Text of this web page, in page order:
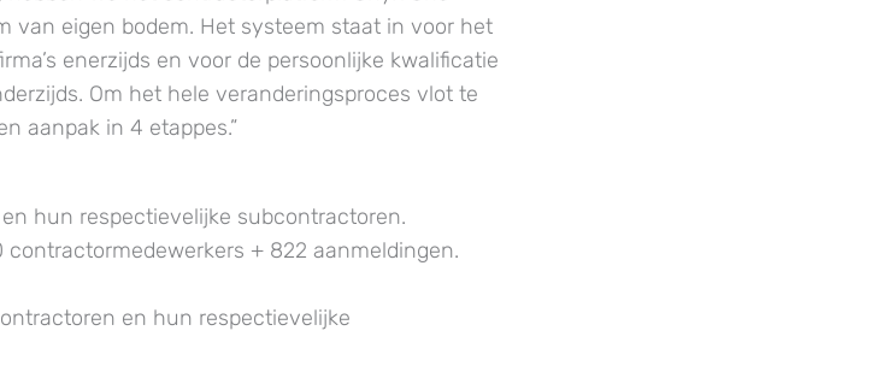
van eigen bodem. Het systeem staat in voor het
enerzijds en voor de persoonlijke kwalificatie
Om het hele veranderingsproces vlot te
aanpak in 4 etappes.”
hun respectievelijke subcontractoren.
+ 822 aanmeldingen.
en hun respectievelijke